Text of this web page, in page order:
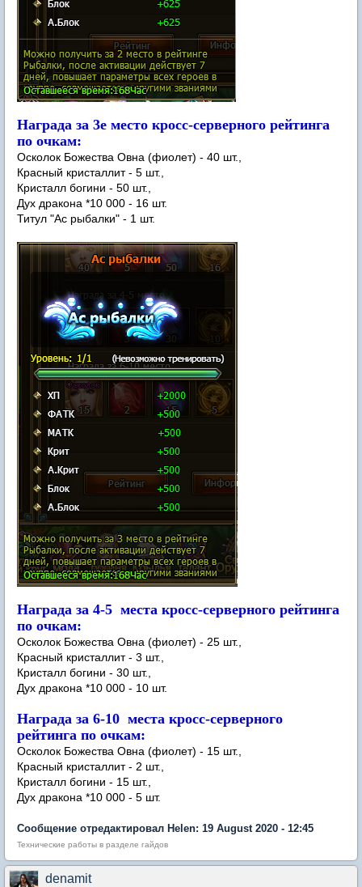
Награда за 3е место кросс-серверного рейтинга
по очкам:
Осколок Божества Овна (фиолет) - 40 шт.,
Красный кристаллит - 5 шт.,
Кристалл богини - 50 шт.,
Дух дракона *10 000 - 16 шт.
Титул "Ас рыбалки" - 1 шт.
Награда за 4-5 места кросс-серверного рейтинга
по очкам:
Осколок Божества Овна (фиолет) - 25 шт.,
Красный кристаллит - 3 шт.,
Кристалл богини - 30 шт.,
Дух дракона *10 000 - 10 шт.
Награда за 6-10 места кросс-серверного
рейтинга по очкам:
Осколок Божества Овна (фиолет) - 15 шт.,
Красный кристаллит - 2 шт.,
Кристалл богини - 15 шт.,
Дух дракона *10 000 - 5 шт.
Сообщение отредактировал Нelen: 19 August 2020 - 12:45
Технические работы в разделе гайдов
denamit